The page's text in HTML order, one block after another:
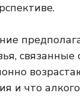
связанные
и что